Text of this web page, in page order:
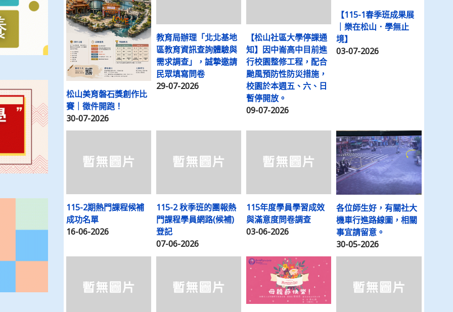
松山美育磐石獎創作比
賽｜徵件開跑！
30-07-2026
教育局辦理「北北基地
區教育資訊查詢體驗與
需求調查」，誠摯邀請
民眾填寫問卷
29-07-2026
【松山社區大學停課通
知】因中崙高中目前進
行校園整修工程，配合
颱風預防性防災措施，
校園於本週五、六、日
暫停開放。
09-07-2026
【115-1春季班成果展
｜樂在松山．學無止
境】
03-07-2026
115-2期熱門課程候補
成功名單
16-06-2026
115-2 秋季班的團報熱
門課程學員網路(候補)
登記
07-06-2026
115年度學員學習成效
與滿意度問卷調查
03-06-2026
各位師生好，有關社大
機車行進路線圖，相關
事宜請留意。
30-05-2026